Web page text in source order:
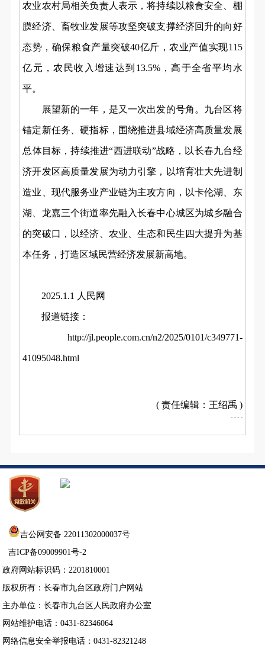
农业农村局相关负责人表示，将持续以粮食安全、棚
膜经济、畜牧业发展等攻坚突破支撑经济回升的向好
态势，确保粮食产量突破40亿斤，农业产值实现115
亿元，农民收入增速达到13.5%，高于全省平均水
平。
展望新的一年，是又一次出发的号角。九台区将
锚定新任务、硬指标，围绕推进县域经济高质量发展
总体目标，持续推进“西进联动”战略，以长春九台经
济开发区高质量发展为动力引擎，以培育壮大先进制
造业、现代服务业产业链为主攻方向，以卡伦湖、东
湖、龙嘉三个街道率先融入长春中心城区为城乡融合
的突破口，以经济、农业、生态和民生四大提升为基
本任务，打造区域民营经济发展新高地。
2025.1.1 人民网
报道链接：
http://jl.people.com.cn/n2/2025/0101/c349771-
41095048.html
( 责任编辑：王绍禹 )
吉公网安备 22011302000037号
吉ICP备09009901号-2
政府网站标识码：2201810001
版权所有：长春市九台区政府门户网站
主办单位：长春市九台区人民政府办公室
网站维护电话：0431-82346064
网络信息安全举报电话：0431-82321248